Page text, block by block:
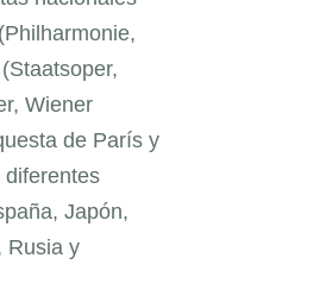
Wiener
de París y
diferentes
Japón,
Rusia y